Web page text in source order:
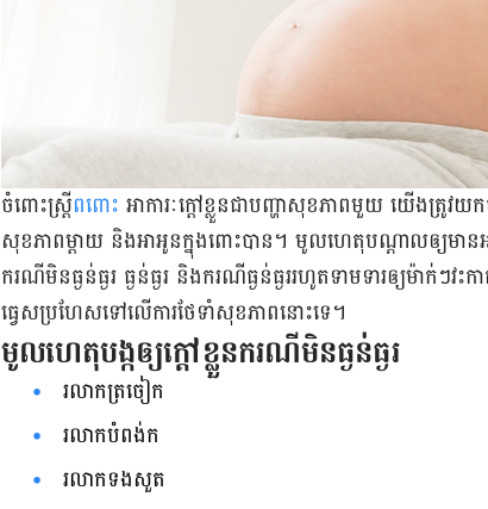
ចំពោះ​ស្ត្រី​ពពោះ អាការៈ​ក្ដៅ​ខ្លួន​ជា​បញ្ហា​សុខភាព​មួយ យើង​ត្រូវ​យ
សុខភាព​ម្ដាយ និង​អា​អូន​ក្នុង​ពោះ​បាន។ ​មូល​ហេតុ​បណ្ដាល​ឲ្យ​មាន​អា
ករណី​មិន​ធ្ងន់ធ្ងរ ធ្ងន់ធ្ងរ និង​ករណី​ធ្ងន់ធ្ងរ​រហូត​ទាមទារ​ឲ្យ​ម៉ាក់​ៗ​
ធ្វេស​ប្រហែស​ទៅ​លើ​ការ​ថែទាំ​សុខភាព​នោះ​ទេ។
មូល​ហេតុ​បង្ក​ឲ្យ​ក្ដៅ​ខ្លួន​ករណី​មិន​ធ្ងន់ធ្ងរ
រលាក​ត្រចៀក
រលាក​បំពង់​ក
រលាក​ទង​សួត